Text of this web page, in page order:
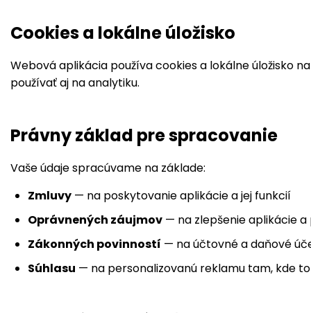
Cookies a lokálne úložisko
Webová aplikácia používa cookies a lokálne úložisko
používať aj na analytiku.
Právny základ pre spracovanie
Vaše údaje spracúvame na základe:
Zmluvy — na poskytovanie aplikácie a jej funkcií
Oprávnených záujmov — na zlepšenie aplikácie
Zákonných povinností — na účtovné a daňové
Súhlasu — na personalizovanú reklamu tam, kde